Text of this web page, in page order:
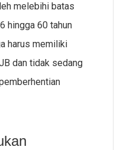
melebihi batas
hingga 60 tahun
harus memiliki
dan tidak sedang